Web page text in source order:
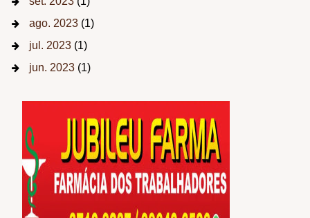
ago. 2023 (1)
jul. 2023 (1)
jun. 2023 (1)